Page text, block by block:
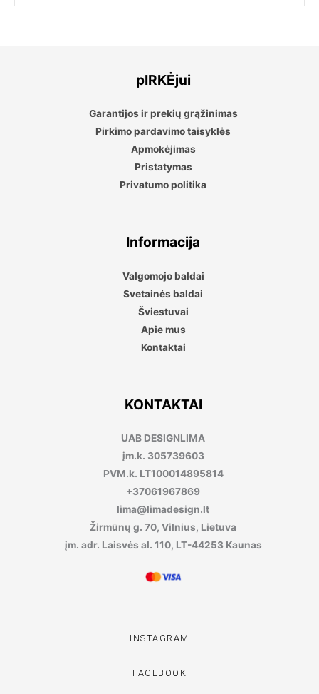
pIRKĖjui
Garantijos ir prekių grąžinimas
Pirkimo pardavimo taisyklės
Apmokėjimas
Pristatymas
Privatumo politika
Informacija
Valgomojo baldai
Svetainės baldai
Šviestuvai
Apie mus
Kontaktai
KONTAKTAI
UAB DESIGNLIMA
įm.k. 305739603
PVM.k. LT100014895814
+37061967869
lima@limadesign.lt
Žirmūnų g. 70, Vilnius, Lietuva
įm. adr. Laisvės al. 110, LT-44253 Kaunas
INSTAGRAM
FACEBOOK